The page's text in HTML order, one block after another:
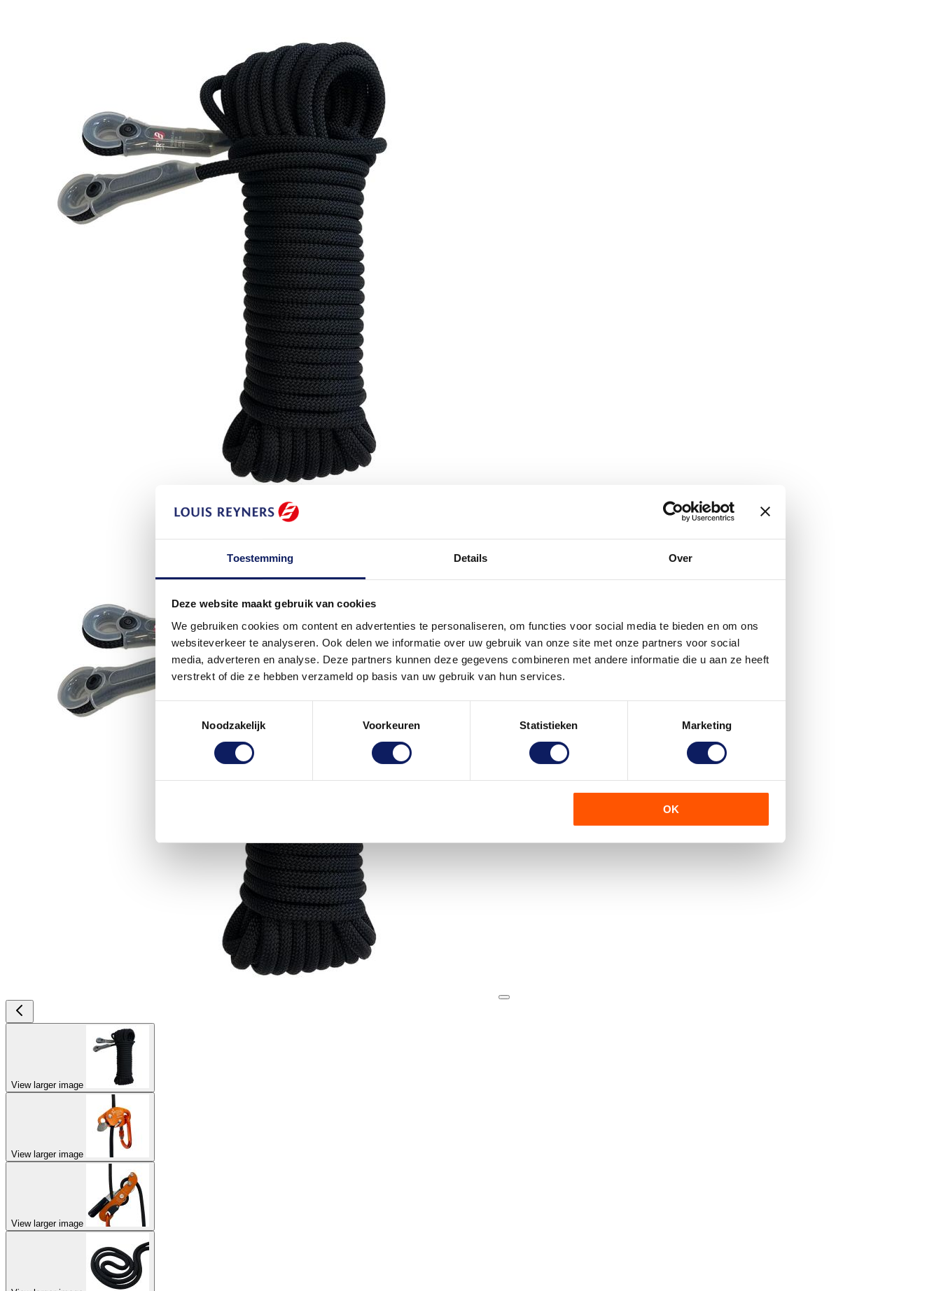
Toestemming Details Over
Deze website maakt gebruik van cookies
We gebruiken cookies om content en advertenties te personaliseren, om functies voor social media te bieden en om ons
websiteverkeer te analyseren. Ook delen we informatie over uw gebruik van onze site met onze partners voor social
media, adverteren en analyse. Deze partners kunnen deze gegevens combineren met andere informatie die u aan ze heeft
verstrekt of die ze hebben verzameld op basis van uw gebruik van hun services.
Noodzakelijk
Voorkeuren Statistieken Marketing
OK
View larger image
View larger image
View larger image